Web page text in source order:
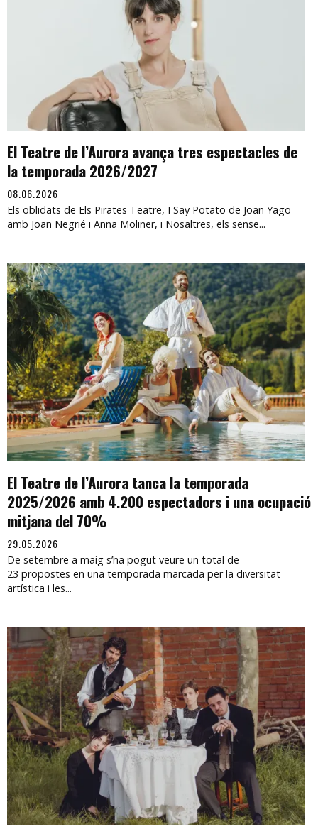
El Teatre de l’Aurora avança tres espectacles de
la temporada 2026/2027
08.06.2026
Els oblidats de Els Pirates Teatre, I Say Potato de Joan Yago
amb Joan Negrié i Anna Moliner, i Nosaltres, els sense...
El Teatre de l’Aurora tanca la temporada
2025/2026 amb 4.200 espectadors i una ocupació
mitjana del 70%
29.05.2026
De setembre a maig s’ha pogut veure un total de
23 propostes en una temporada marcada per la diversitat
artística i les...